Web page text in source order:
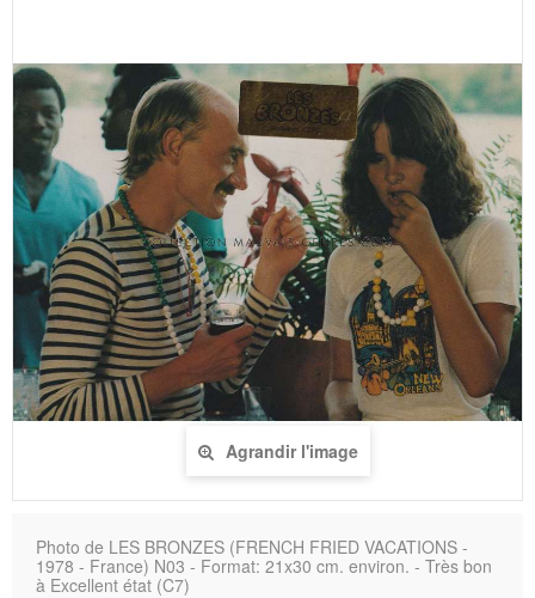
Agrandir l'image
Photo de LES BRONZES (FRENCH FRIED VACATIONS -
1978 - France) N03 - Format: 21x30 cm. environ. - Très bon
à Excellent état (C7)